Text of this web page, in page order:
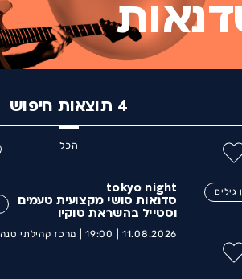
4 תוצאות חיפוש
הכל
גילים
tokyo night
סדנאות סושי מקצועית טעמים
וסטייל בהשראת טוקיו
11.08.2026 |
19:00 | מרכז קהילתי טנה